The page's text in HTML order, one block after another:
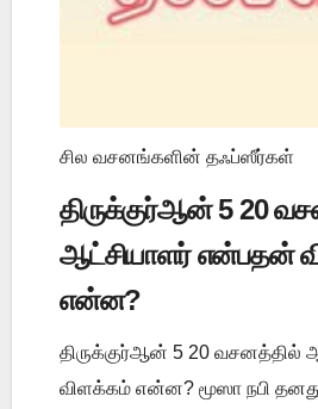
சில வசனங்களின் தஃப்ஸீர்கள்
திருக்குர்ஆன் 5 20
ஆட்சியாளர் என்பதன்
என்ன?
திருக்குர்ஆன் 5 20 வசனத்தில்
விளக்கம் என்ன? மூஸா நபி